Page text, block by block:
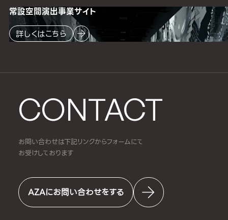
CONTACT
お問い合わせは下記リンクからフォームにて
お受けしております
AZAにお問い合わせをする
常設空間演出事業サイト
詳しくはこちら